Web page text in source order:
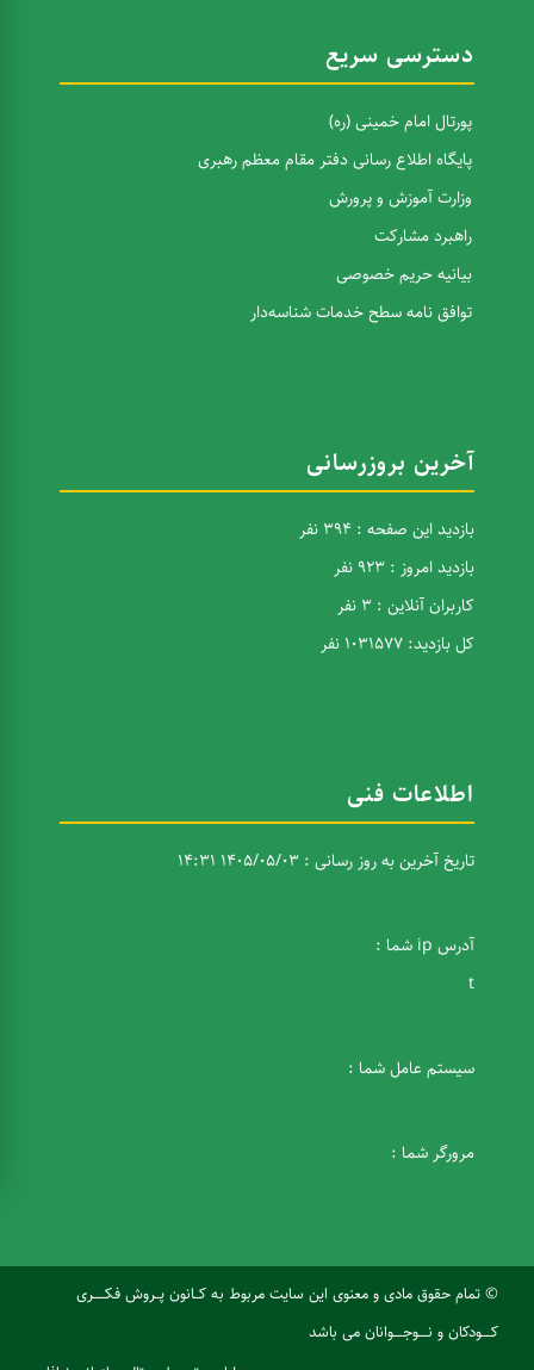
دسترسی سریع
پورتال امام خمینی (ره)
پایگاه اطلاع رسانی دفتر مقام معظم رهبری
وزارت آموزش و پرورش
راهبرد مشارکت
بیانیه حریم خصوصی
توافق نامه سطح خدمات شناسه‌دار
آخرین بروزرسانی
بازدید این صفحه : 394 نفر
بازدید امروز : 923 نفر
کاربران آنلاین : 3 نفر
کل بازدید: 1031577 نفر
اطلاعات فنی
تاریخ آخرین به روز رسانی : 1405/05/03 14:31
آدرس ip شما :
t
سیستم عامل شما :
مرورگر شما :
© تمام حقوق مادی و معنوی این سایت مربوط به کــانون پــروش فکـــــری
کــــودکان و نــــوجــــوانان می باشد